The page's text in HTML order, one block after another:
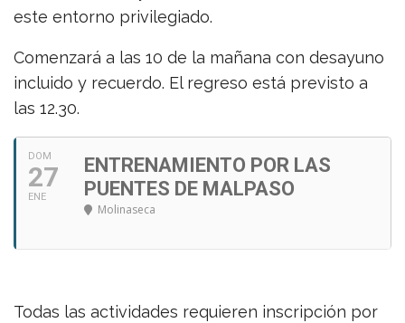
este entorno privilegiado.
Comenzará a las 10 de la mañana con desayuno
incluido y recuerdo. El regreso está previsto a
las 12.30.
DOM
27
ENE
ENTRENAMIENTO POR LAS
PUENTES DE MALPASO
Molinaseca
Todas las actividades requieren inscripción por